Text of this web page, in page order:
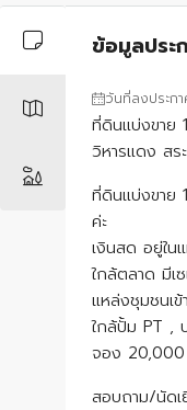
ข้อมูลประ
วันที่ลงประก
ที่ดินแบ่งขาย
วิหารแดง ส
ที่ดินแบ่งขาย
ค่ะ
เงินสด อยู่ใน
ใกล้ตลาด มีเ
แหล่งชุมชนเ
ใกล้ปั้ม PT ,
จอง 20,000
สอบถาม/นัด